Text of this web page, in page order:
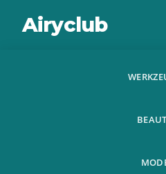
Airyclub
Banana